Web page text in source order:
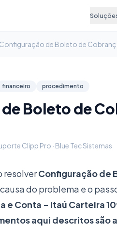
financeiro procedimento
Boleto de
Clipp Pro · Blue Tec Sistemas
resolverConfiguração de
do problema e o
e Conta - Itaú Carteira
aqui descritos são